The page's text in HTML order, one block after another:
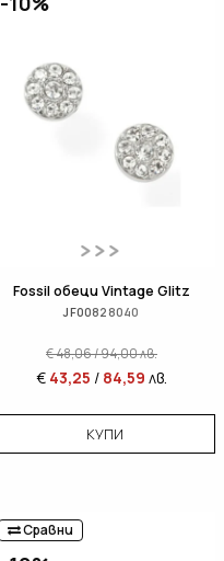
Fossil обеци Vintage Glitz
JF00828040
€48,06/94,00лв.
€ 43,25 / 84,59 лв.
КУПИ
Сравни